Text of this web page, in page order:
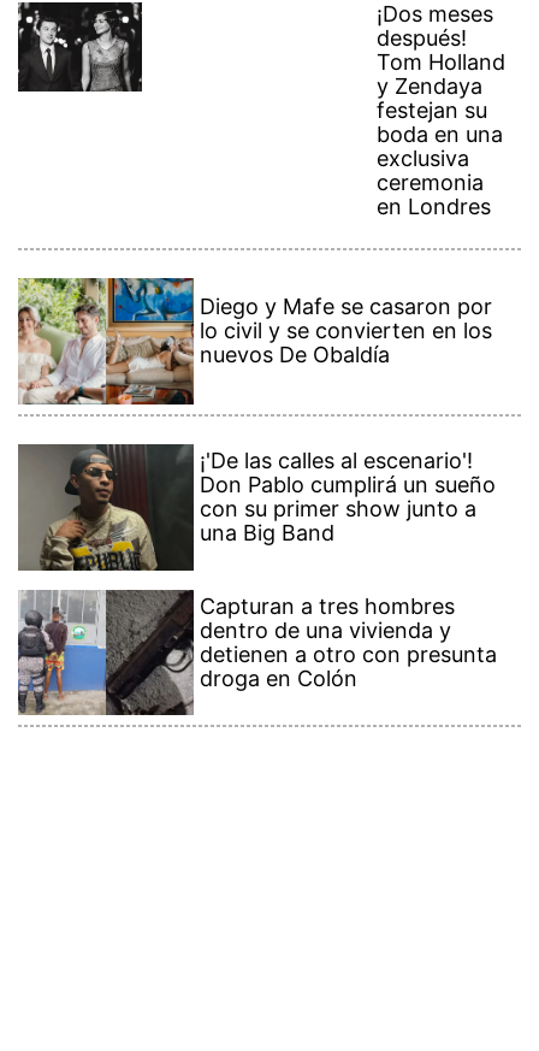
¡Dos meses
después!
Tom Holland
y Zendaya
festejan su
boda en una
exclusiva
ceremonia
en Londres
Diego y Mafe se casaron por
lo civil y se convierten en los
nuevos De Obaldía
¡'De las calles al escenario'!
Don Pablo cumplirá un sueño
con su primer show junto a
una Big Band
Capturan a tres hombres
dentro de una vivienda y
detienen a otro con presunta
droga en Colón